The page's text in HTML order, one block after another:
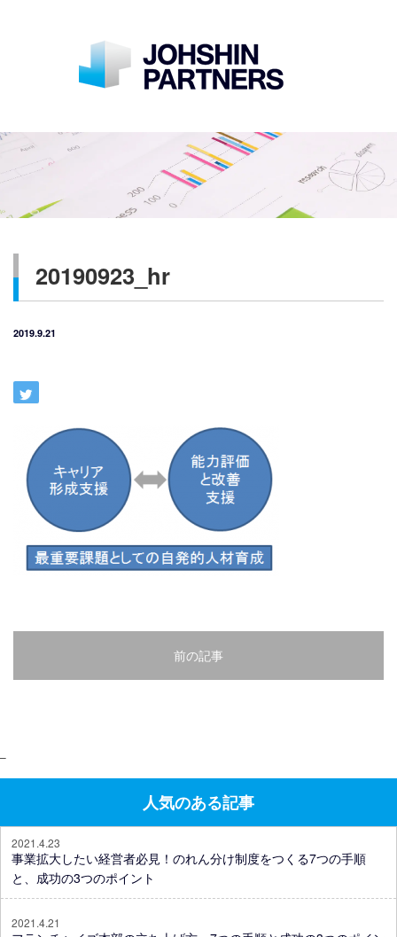
20190923_hr
2019.9.21
前の記事
–
人気のある記事
2021.4.23
事業拡大したい経営者必見！のれん分け制度をつくる7つの手順
と、成功の3つのポイント
2021.4.21